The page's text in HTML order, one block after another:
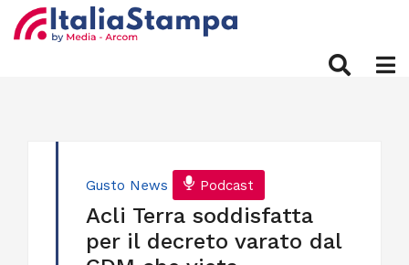
Gusto News Podcast
Acli Terra soddisfatta
per il decreto varato dal